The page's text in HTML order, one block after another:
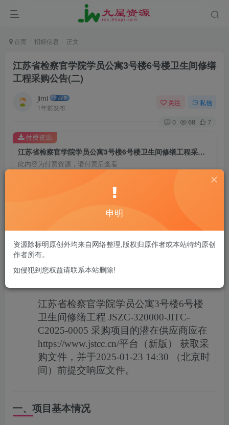
首页 招标信息 正文
江苏省检察官学院学员公寓3号楼6号楼卫生间修缮
工程采购公告(二)
jimi
1年前发布
关注 私信
0 68 7
江苏省检察官学院学员公寓3号楼6号楼卫生间修缮工程采购公告(二)
此内容为付费资源，请付费后查看
20
您当前未登录！建议登陆后购买，可保存购买订单
付费资源
江苏省检察官学院学员公寓3号楼6号楼
卫生间修缮工程 JSZC-320000-JITC-
C2025-0005 采购项目的潜在供应商应在
https://www.jstcc.cn/平台（新版）
获取采
购文件，并于2025-01-23 14:30 （北京时
间）前提交响应文件。
一、项目基本情况
申明
资源除标明原创外均来自网络整理,版权归原作者或本站特约原创
作者所有。
如侵犯到您权益请联系本站删除!